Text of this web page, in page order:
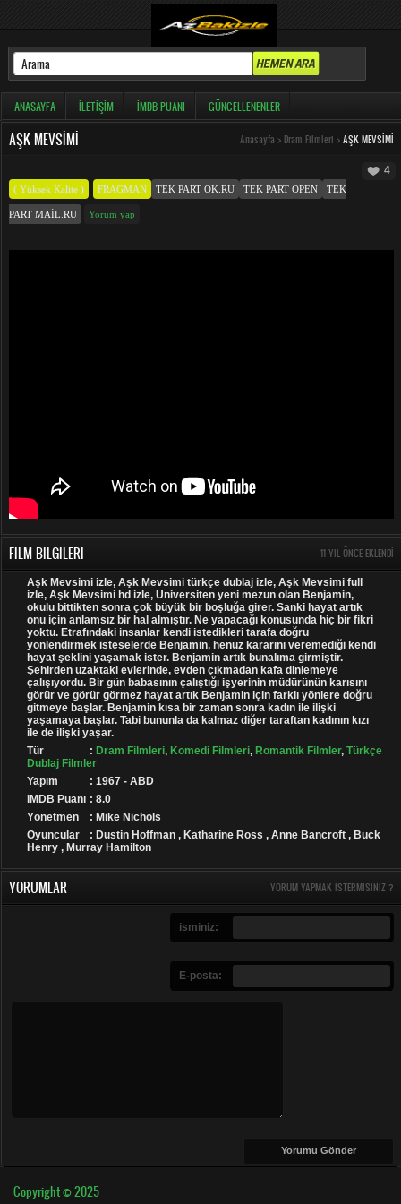
ANASAYFA İLETIŞIM İMDB PUANI GÜNCELLENENLER
AŞK MEVSIMI Anasayfa > Dram Filmleri > AŞK MEVSIMI
4
( Yüksek Kalite ) FRAGMAN TEK PART OK.RU TEK PART OPEN TEK
PART MAIL.RU Yorum yap
FILM BILGILERI 11 YIL ÖNCE EKLENDI
Aşk Mevsimi izle, Aşk Mevsimi türkçe dublaj izle, Aşk Mevsimi full
izle, Aşk Mevsimi hd izle, Üniversiten yeni mezun olan Benjamin,
okulu bittikten sonra çok büyük bir boşluğa girer. Sanki hayat artık
onu için anlamsız bir hal almıştır. Ne yapacağı konusunda hiç bir fikri
yoktu. Etrafındaki insanlar kendi istedikleri tarafa doğru
yönlendirmek isteselerde Benjamin, henüz kararını veremediği kendi
hayat şeklini yaşamak ister. Benjamin artık bunalıma girmiştir.
Şehirden uzaktaki evlerinde, evden çıkmadan kafa dinlemeye
çalışıyordu. Bir gün babasının çalıştığı işyerinin müdürünün karısını
görür ve görür görmez hayat artık Benjamin için farklı yönlere doğru
gitmeye başlar. Benjamin kısa bir zaman sonra kadın ile ilişki
yaşamaya başlar. Tabi bununla da kalmaz diğer taraftan kadının kızı
ile de ilişki yaşar.
Tür
: Dram Filmleri, Komedi Filmleri, Romantik Filmler, Türkçe
Dublaj Filmler
Yapım
: 1967 - ABD
IMDB Puanı : 8.0
Yönetmen
: Mike Nichols
Oyuncular
: Dustin Hoffman , Katharine Ross , Anne Bancroft , Buck
Henry , Murray Hamilton
YORUMLAR YORUM YAPMAK ISTERMISINIZ ?
isminiz:
E-posta:
Copyright © 2025